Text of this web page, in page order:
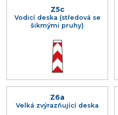
Z5c
Vodicí deska (středová se
šikmými pruhy)
Z6a
Velká zvýrazňující deska